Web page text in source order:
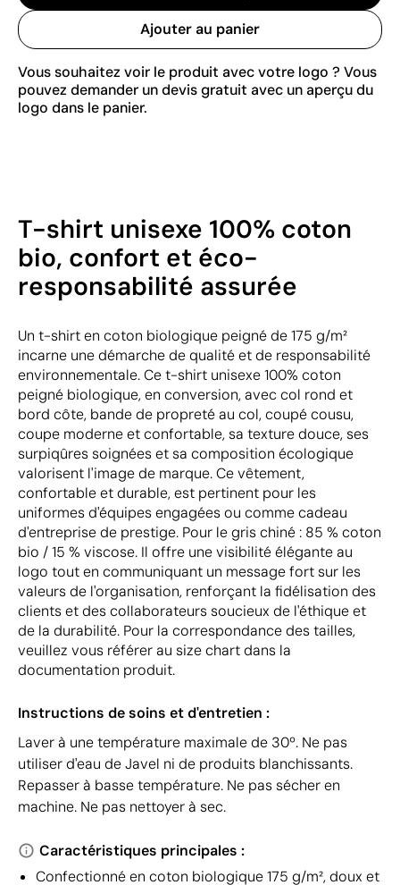
Ajouter au panier
Vous souhaitez voir le produit avec votre logo ? Vous
pouvez demander un devis gratuit avec un aperçu du
logo dans le panier.
T-shirt unisexe 100% coton
bio, confort et éco-
responsabilité assurée
Un t-shirt en coton biologique peigné de 175 g/m²
incarne une démarche de qualité et de responsabilité
environnementale. Ce t-shirt unisexe 100% coton
peigné biologique, en conversion, avec col rond et
bord côte, bande de propreté au col, coupé cousu,
coupe moderne et confortable, sa texture douce, ses
surpiqûres soignées et sa composition écologique
valorisent l'image de marque. Ce vêtement,
confortable et durable, est pertinent pour les
uniformes d'équipes engagées ou comme cadeau
d'entreprise de prestige. Pour le gris chiné : 85 % coton
bio / 15 % viscose. Il offre une visibilité élégante au
logo tout en communiquant un message fort sur les
valeurs de l'organisation, renforçant la fidélisation des
clients et des collaborateurs soucieux de l'éthique et
de la durabilité. Pour la correspondance des tailles,
veuillez vous référer au size chart dans la
documentation produit.
Instructions de soins et d'entretien :
Laver à une température maximale de 30º. Ne pas
utiliser d'eau de Javel ni de produits blanchissants.
Repasser à basse température. Ne pas sécher en
machine. Ne pas nettoyer à sec.
Caractéristiques principales :
Confectionné en coton biologique 175 g/m², doux et